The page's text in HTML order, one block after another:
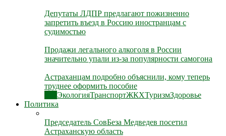
Депутаты ЛДПР предлагают пожизненно
запретить въезд в Россию иностранцам с
судимостью
Продажи легального алкоголя в России
значительно упали из-за популярности самогона
Астраханцам подробно объяснили, кому теперь
труднее оформить пособие
ЭкологияТранспортЖКХТуризмЗдоровье
Политика
Председатель СовБеза Медведев посетил
Астраханскую область